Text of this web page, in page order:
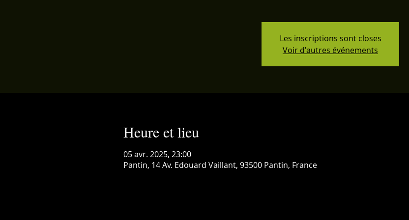
Les inscriptions sont closes
Voir d'autres événements
Heure et lieu
05 avr. 2025, 23:00
Pantin, 14 Av. Edouard Vaillant, 93500 Pantin, France